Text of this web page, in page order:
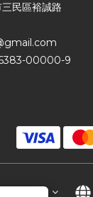
民區裕誠路
00000-9
TWD